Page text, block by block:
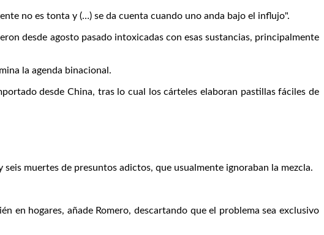
no es tonta y (…) se da cuenta cuando uno anda bajo el influjo".
desde agosto pasado intoxicadas con esas sustancias, principalmente
la agenda binacional.
desde China, tras lo cual los cárteles elaboran pastillas fáciles de
muertes de presuntos adictos, que usualmente ignoraban la mezcla.
en hogares, añade Romero, descartando que el problema sea exclusivo